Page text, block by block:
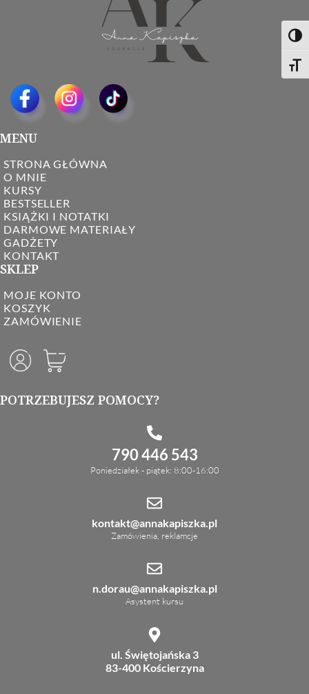
MENU
STRONA GŁÓWNA
O MNIE
KURSY
BESTSELLER
KSIĄŻKI I NOTATKI
DARMOWE MATERIAŁY
GADŻETY
KONTAKT
SKLEP
MOJE KONTO
KOSZYK
ZAMÓWIENIE
POTRZEBUJESZ POMOCY?
790 446 543
Poniedziałek - piątek: 8:00-16:00
kontakt@annakapiszka.pl
Zamówienia, reklamcje
n.dorau@annakapiszka.pl
Asystent kursu
ul. Świętojańska 3
83-400 Kościerzyna